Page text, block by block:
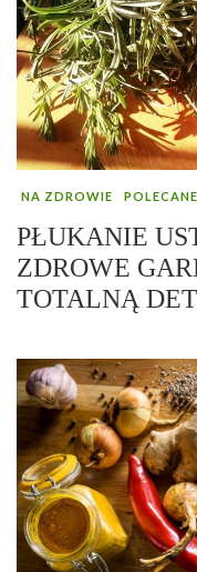
NA ZDROWIE POLECANE
PŁUKANIE
ZDROWE
TOTALNĄ